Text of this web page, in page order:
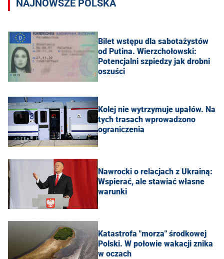
NAJNOWSZE POLSKA
Bilet wstępu dla sabotażystów
od Putina. Wierzchołowski:
Potencjalni szpiedzy jak drobni
oszuści
Kolej nie wytrzymuje upałów. Na
tych trasach wprowadzono
ograniczenia
Nawrocki o relacjach z Ukrainą:
Wspierać, ale stawiać własne
warunki
Katastrofa "morza" środkowej
Polski. W połowie wakacji znika
w oczach